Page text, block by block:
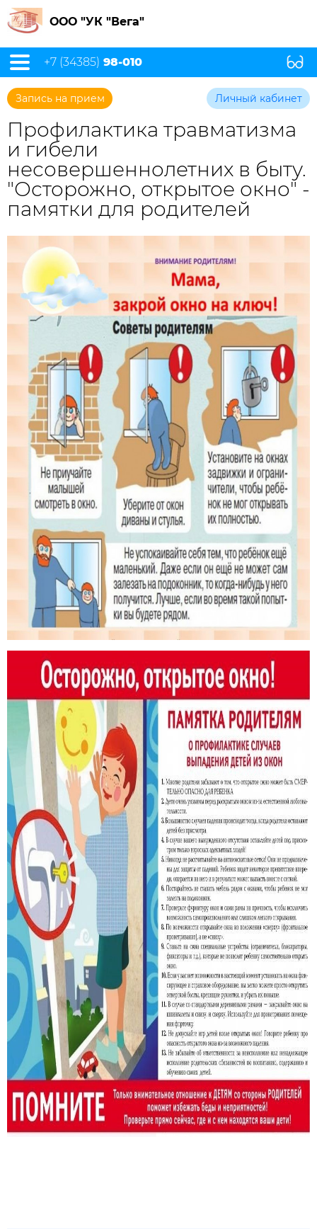
ООО "УК "Вега"
+7 (34385) 98-010
Запись на прием Личный кабинет
Профилактика травматизма
и гибели
несовершеннолетних в быту.
"Осторожно, открытое окно" -
памятки для родителей